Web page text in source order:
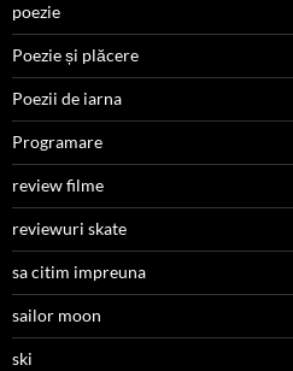
poezie
Poezie și plăcere
Poezii de iarna
Programare
review filme
reviewuri skate
sa citim impreuna
sailor moon
ski